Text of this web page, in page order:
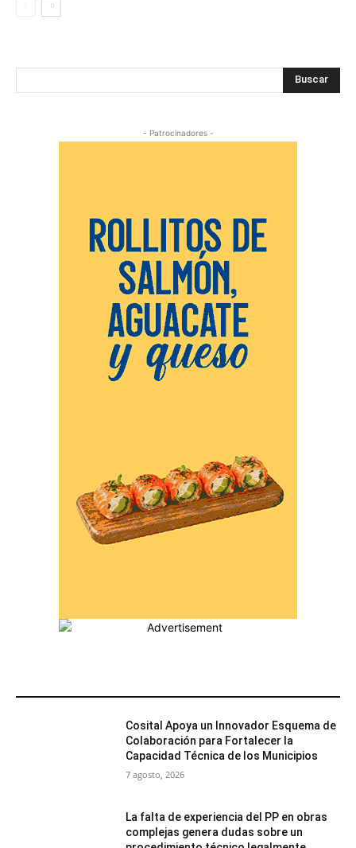
Buscar
- Patrocinadores -
Cosital Apoya un Innovador Esquema de
Colaboración para Fortalecer la
Capacidad Técnica de los Municipios
7 agosto, 2026
La falta de experiencia del PP en obras
complejas genera dudas sobre un